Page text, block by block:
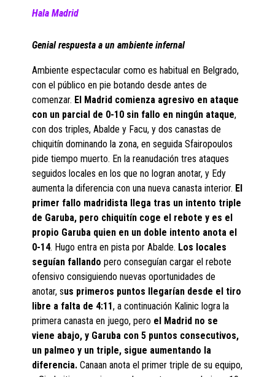
Hala Madrid
Genial respuesta a un ambiente infernal
Ambiente espectacular como es habitual en Belgrado,
con el público en pie botando desde antes de
comenzar. El Madrid comienza agresivo en ataque
con un parcial de 0-10 sin fallo en ningún ataque,
con dos triples, Abalde y Facu, y dos canastas de
chiquitín dominando la zona, en seguida Sfairopoulos
pide tiempo muerto. En la reanudación tres ataques
seguidos locales en los que no logran anotar, y Edy
aumenta la diferencia con una nueva canasta interior. El
primer fallo madridista llega tras un intento triple
de Garuba, pero chiquitín coge el rebote y es el
propio Garuba quien en un doble intento anota el
0-14. Hugo entra en pista por Abalde. Los locales
seguían fallando pero conseguían cargar el rebote
ofensivo consiguiendo nuevas oportunidades de
anotar, sus primeros puntos llegarían desde el tiro
libre a falta de 4:11, a continuación Kalinic logra la
primera canasta en juego, pero el Madrid no se
viene abajo, y Garuba con 5 puntos consecutivos,
un palmeo y un triple, sigue aumentando la
diferencia.Canaan anota el primer triple de su equipo,